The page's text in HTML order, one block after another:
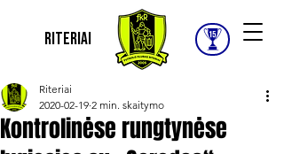
Riteriai
Kontrolinėse rungtynėse
Riteriai
2020-02-19 2 min. skaitymo